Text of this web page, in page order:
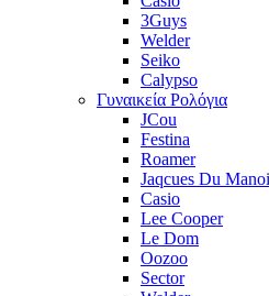
3Guys
Welder
Seiko
Calypso
Γυναικεία Ρολόγια
JCou
Festina
Roamer
Jaqcues Du
Casio
Lee Cooper
Le Dom
Oozoo
Sector